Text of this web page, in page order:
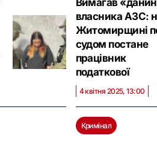
Вимагав
власника АЗС:
Житомирщині
судом постане
працівник
податкової
4 квітня 2025, 13:00
Кримінал